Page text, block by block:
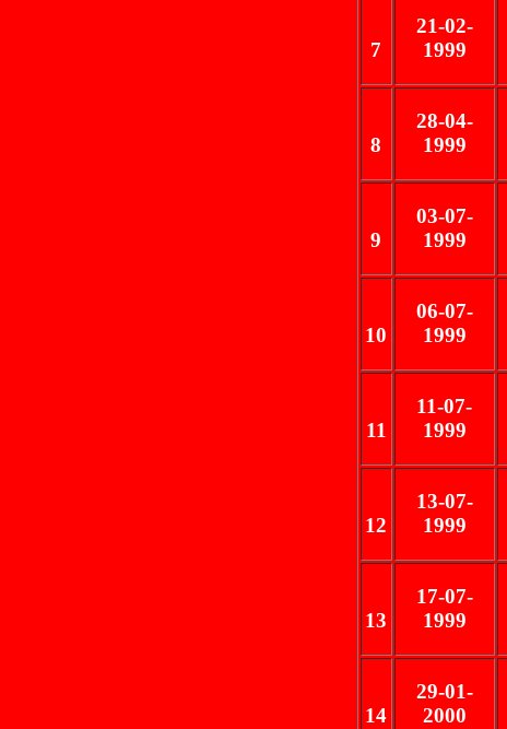
7
21-02-
1999
8
28-04-
1999
9
03-07-
1999
10
06-07-
1999
11
11-07-
1999
12
13-07-
1999
13
17-07-
1999
14
29-01-
2000